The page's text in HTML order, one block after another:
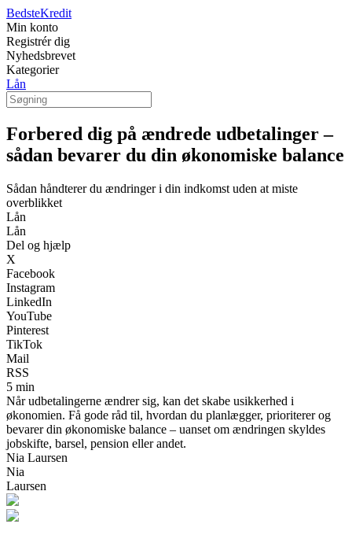
BedsteKredit
Min konto
Registrér dig
Nyhedsbrevet
Kategorier
Lån
Forbered dig på ændrede udbetalinger –
sådan bevarer du din økonomiske balance
Sådan håndterer du ændringer i din indkomst uden at miste
overblikket
Lån
Lån
Del og hjælp
X
Facebook
Instagram
LinkedIn
YouTube
Pinterest
TikTok
Mail
RSS
5 min
Når udbetalingerne ændrer sig, kan det skabe usikkerhed i
økonomien. Få gode råd til, hvordan du planlægger, prioriterer og
bevarer din økonomiske balance – uanset om ændringen skyldes
jobskifte, barsel, pension eller andet.
Nia Laursen
Nia
Laursen